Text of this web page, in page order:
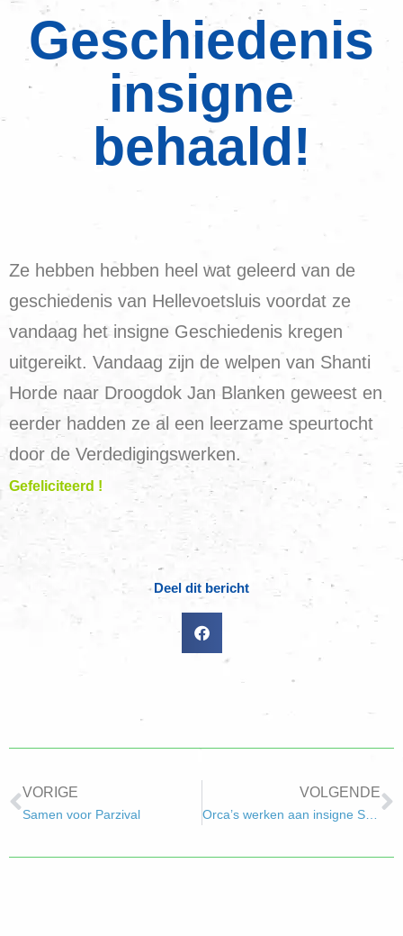
Geschiedenis
insigne
behaald!
Ze hebben hebben heel wat geleerd van de
geschiedenis van Hellevoetsluis voordat ze
vandaag het insigne Geschiedenis kregen
uitgereikt. Vandaag zijn de welpen van Shanti
Horde naar Droogdok Jan Blanken geweest en
eerder hadden ze al een leerzame speurtocht
door de Verdedigingswerken.
Gefeliciteerd !
Deel dit bericht
VORIGE
Samen voor Parzival
VOLGENDE
Orca’s werken aan insigne Samenleving